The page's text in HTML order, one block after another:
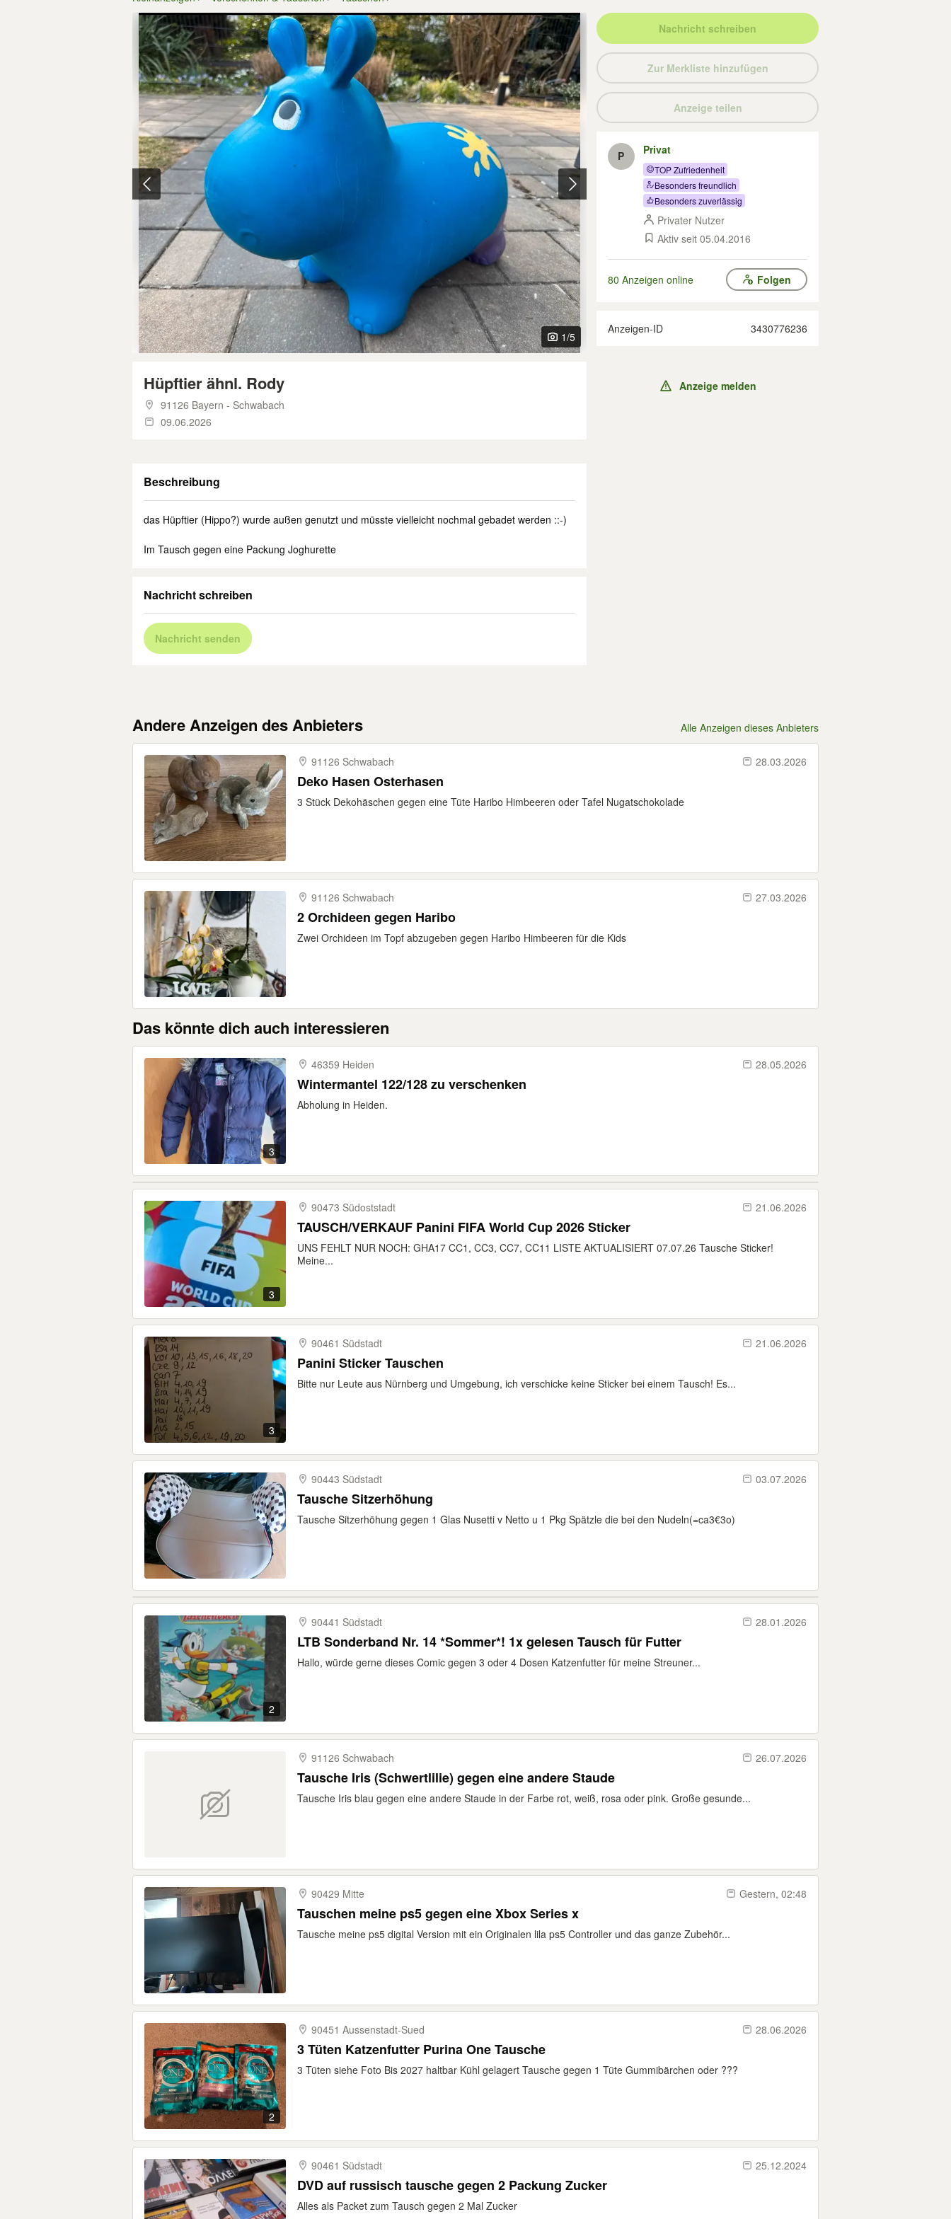
1/5
Hüpftier ähnl. Rody
91126 Bayern - Schwabach
09.06.2026
Beschreibung
das Hüpftier (Hippo?) wurde außen genutzt und müsste vielleicht nochmal gebadet werden ::-)
Im Tausch gegen eine Packung Joghurette
Nachricht schreiben
Nachricht senden
Nachricht schreiben
Zur Merkliste hinzufügen
Anzeige teilen
P Privat
TOP Zufriedenheit
Besonders freundlich
Besonders zuverlässig
Privater Nutzer
Aktiv seit 05.04.2016
80 Anzeigen online Folgen
Anzeigen-ID 3430776236
Anzeige melden
Andere Anzeigen des Anbieters Alle Anzeigen dieses Anbieters
91126 Schwabach 28.03.2026
Deko Hasen Osterhasen
3 Stück Dekohäschen gegen eine Tüte Haribo Himbeeren oder Tafel Nugatschokolade
91126 Schwabach 27.03.2026
2 Orchideen gegen Haribo
Zwei Orchideen im Topf abzugeben gegen Haribo Himbeeren für die Kids
Das könnte dich auch interessieren
3
46359 Heiden 28.05.2026
Wintermantel 122/128 zu verschenken
Abholung in Heiden.
3
90473 Südoststadt 21.06.2026
TAUSCH/VERKAUF Panini FIFA World Cup 2026 Sticker
UNS FEHLT NUR NOCH: GHA17 CC1, CC3, CC7, CC11 LISTE AKTUALISIERT 07.07.26 Tausche Sticker!
Meine...
3
90461 Südstadt 21.06.2026
Panini Sticker Tauschen
Bitte nur Leute aus Nürnberg und Umgebung, ich verschicke keine Sticker bei einem Tausch! Es...
90443 Südstadt 03.07.2026
Tausche Sitzerhöhung
Tausche Sitzerhöhung gegen 1 Glas Nusetti v Netto u 1 Pkg Spätzle die bei den Nudeln(=ca3€3o)
2
90441 Südstadt 28.01.2026
LTB Sonderband Nr. 14 *Sommer*! 1x gelesen Tausch für Futter
Hallo, würde gerne dieses Comic gegen 3 oder 4 Dosen Katzenfutter für meine Streuner...
91126 Schwabach 26.07.2026
Tausche Iris (Schwertlilie) gegen eine andere Staude
Tausche Iris blau gegen eine andere Staude in der Farbe rot, weiß, rosa oder pink. Große gesunde...
90429 Mitte Gestern, 02:48
Tauschen meine ps5 gegen eine Xbox Series x
Tausche meine ps5 digital Version mit ein Originalen lila ps5 Controller und das ganze Zubehör...
2
90451 Aussenstadt-​Sued 28.06.2026
3 Tüten Katzenfutter Purina One Tausche
3 Tüten siehe Foto Bis 2027 haltbar Kühl gelagert Tausche gegen 1 Tüte Gummibärchen oder ???
90461 Südstadt 25.12.2024
DVD auf russisch tausche gegen 2 Packung Zucker
Alles als Packet zum Tausch gegen 2 Mal Zucker